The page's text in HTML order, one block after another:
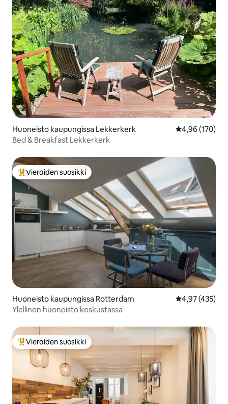
Huoneisto kaupungissa Lekkerkerk
4,96 (170)
Bed & Breakfast Lekkerkerk
Vieraiden suosikkien parhaimmistoa
Vieraiden suosikki
Huoneisto kaupungissa Rotterdam
4,97 (435)
Ylellinen huoneisto keskustassa
Vieraiden suosikkien parhaimmistoa
Vieraiden suosikki